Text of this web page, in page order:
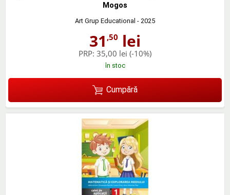
Mogos
Art Grup Educational - 2025
31 ,50 lei
PRP: 35,00 lei (-10%)
în stoc
Cumpără